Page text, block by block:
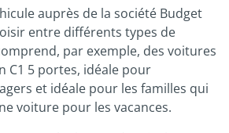
auprès de la société Budget
entre différents types de
par exemple, des voitures
C1 5 portes, idéale pour
et idéale pour les familles qui
voiture pour les vacances.